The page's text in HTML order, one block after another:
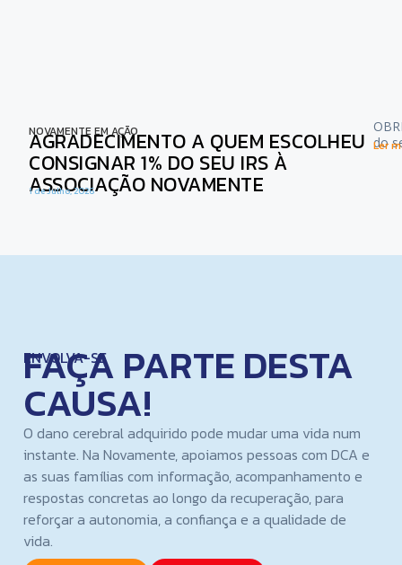
NOVAMENTE EM AÇÃO
AGRADECIMENTO A QUEM ESCOLHEU
CONSIGNAR 1% DO SEU IRS À
ASSOCIAÇÃO NOVAMENTE
1 de Julho, 2026
do
Ler
ENVOLVA-SE
FAÇA PARTE DESTA
CAUSA!
O dano cerebral adquirido pode mudar uma vida num
instante. Na Novamente, apoiamos pessoas com DCA e
as suas famílias com informação, acompanhamento e
respostas concretas ao longo da recuperação, para
reforçar a autonomia, a confiança e a qualidade de
vida.